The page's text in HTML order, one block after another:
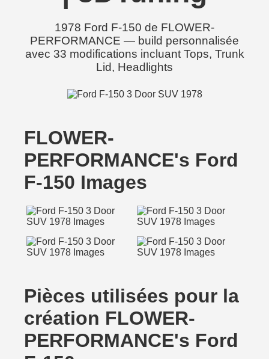
1978 Ford F-150 de FLOWER-
PERFORMANCE — build personnalisée
avec 33 modifications incluant Tops, Trunk
Lid, Headlights
FLOWER-
PERFORMANCE's Ford
F-150 Images
Pièces utilisées pour la
création FLOWER-
PERFORMANCE's Ford